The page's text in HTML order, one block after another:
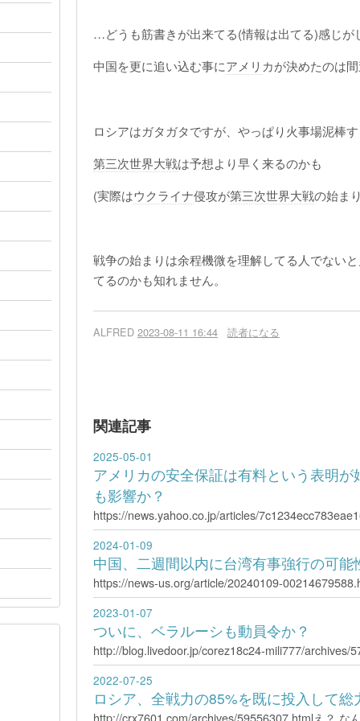
…どうも筋書きが出来てる(情報は出てる)感じが
中国を更に追い込む事にアメリ カが決めたのは
ロシアはガタガタですが、やっぱり火事場泥棒
第三次世界大戦は予想より早く来るのかも
(実際はウクライナ侵攻が第三次世界大戦の始ま
戦争の始まりは余程機微を理解してる人でない
てるのかも知れません。
ALFRED 2023-08-11 16:44 読者になる
関連記事
2025-05-01
アメリカの安全保証は有料という表明
も影響か？
https://news.yahoo.co.jp/articles/
2024-01-09
中国、二週間以内に台湾有事強行の可能
https://news-us.org/article/20240109-
2023-01-07
ついに、ベラルーシも動員令か？
http://blog.livedoor.jp/corez18c24-mili777/archives/
2022-07-25
ロシア、全戦力の85%を既に投入して総